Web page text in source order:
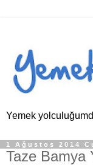
Yemek
1 Ağustos 2014
Taze Bamya